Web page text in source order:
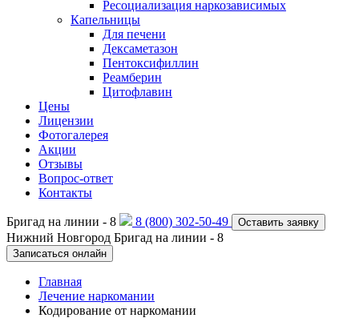
Ресоциализация наркозависимых
Капельницы
Для печени
Дексаметазон
Пентоксифиллин
Реамберин
Цитофлавин
Цены
Лицензии
Фотогалерея
Акции
Отзывы
Вопрос-ответ
Контакты
Бригад на линии - 8 8 (800) 302-50-49 Оставить заявку
Нижний Новгород Бригад на линии - 8
Записаться онлайн
Главная
Лечение наркомании
Кодирование от наркомании